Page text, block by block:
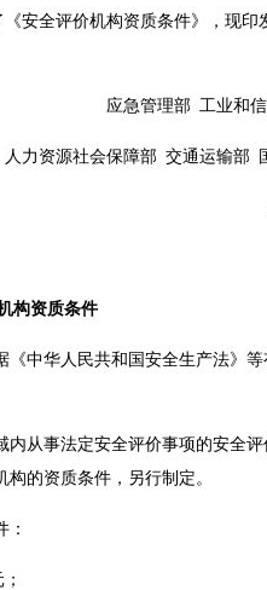
安全评价机构资质条件》，现印
应急管理部 工业和
人力资源社会保障部 交通运输部
构资质条件
中华人民共和国安全生产法》等
从事法定安全评价事项的安全
的资质条件，另行制定。